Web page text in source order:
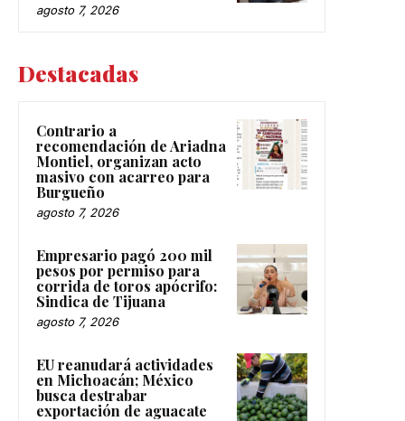
agosto 7, 2026
Destacadas
Contrario a
recomendación de Ariadna
Montiel, organizan acto
masivo con acarreo para
Burgueño
agosto 7, 2026
Empresario pagó 200 mil
pesos por permiso para
corrida de toros apócrifo:
Sindica de Tijuana
agosto 7, 2026
EU reanudará actividades
en Michoacán; México
busca destrabar
exportación de aguacate